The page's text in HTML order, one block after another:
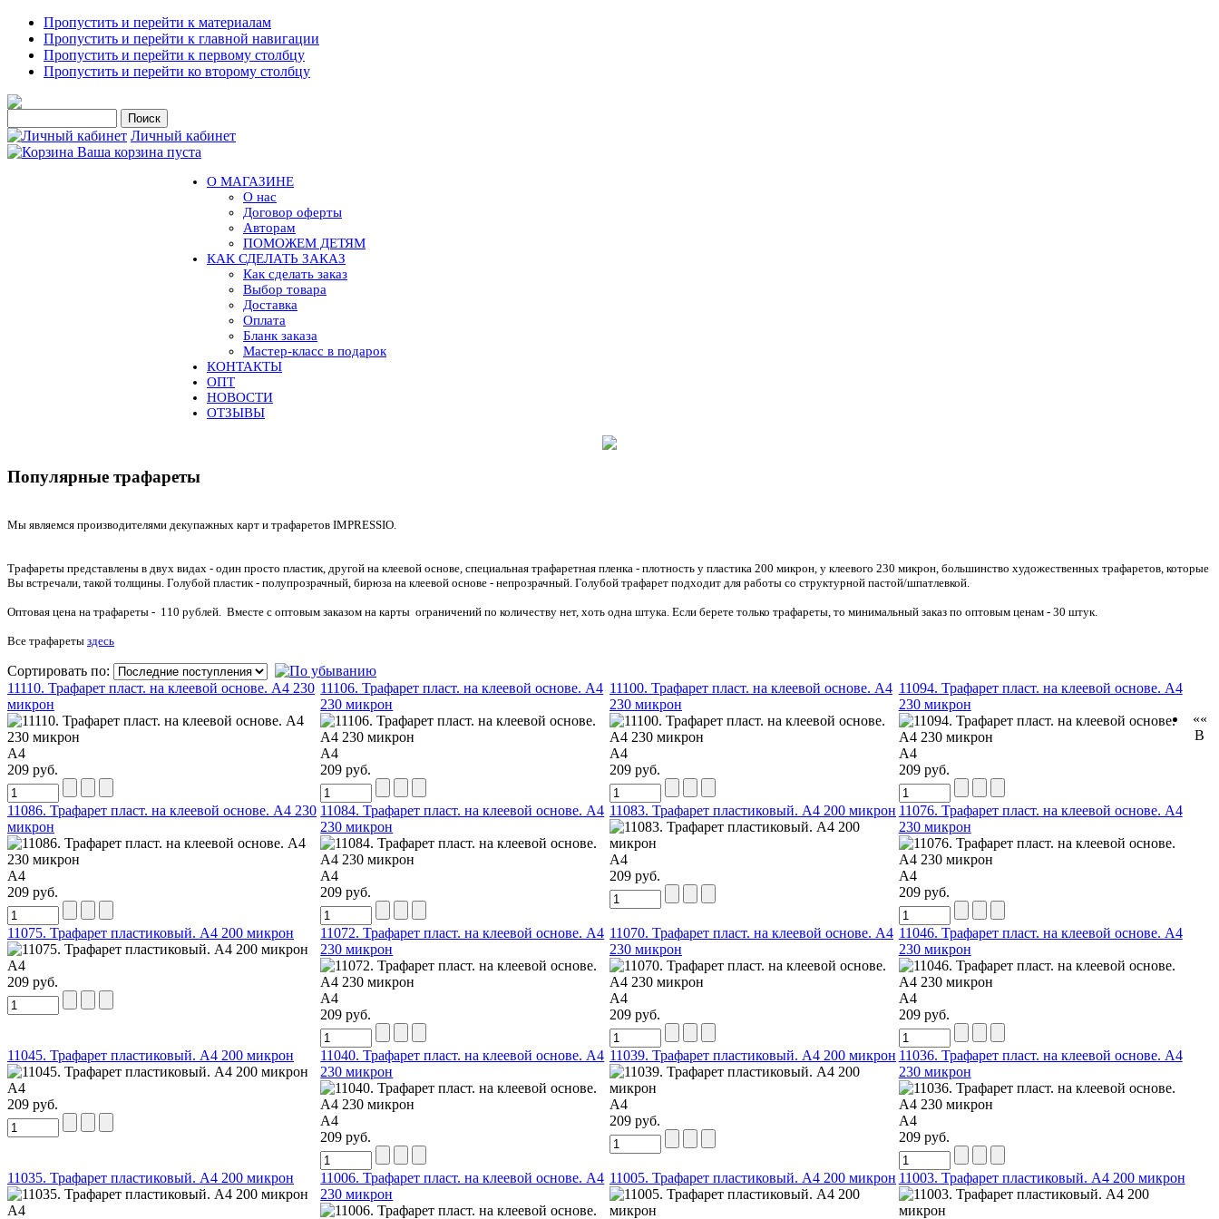
Пропустить и перейти к материалам
Пропустить и перейти к главной навигации
Пропустить и перейти к первому столбцу
Пропустить и перейти ко второму столбцу
Личный кабинет
Ваша корзина пуста
О МАГАЗИНЕ
О нас
Договор оферты
Авторам
ПОМОЖЕМ ДЕТЯМ
КАК СДЕЛАТЬ ЗАКАЗ
Как сделать заказ
Выбор товара
Доставка
Оплата
Бланк заказа
Мастер-класс в подарок
КОНТАКТЫ
ОПТ
НОВОСТИ
ОТЗЫВЫ
Популярные трафареты
Мы являемся производителями декупажных карт и трафаретов IMPRESSIO.
Трафареты представлены в двух видах - один просто пластик, другой на клеевой основе, специальная трафаретная пленка - плотность у пластика 200 микрон, у клеевого 230 микрон, большинство художественных трафаретов, которые
Вы встречали, такой толщины. Голубой пластик - полупрозрачный, бирюза на клеевой основе - непрозрачный. Голубой трафарет подходит для работы со структурной пастой/шпатлевкой.
Оптовая цена на трафареты - 110 рублей. Вместе с оптовым заказом на карты ограничений по количеству нет, хоть одна штука. Если берете только трафареты, то минимальный заказ по оптовым ценам - 30 штук.
Все трафареты здесь
Сортировать по:
11110. Трафарет пласт. на клеевой основе. А4 230
микрон
А4
209 руб.
11106. Трафарет пласт. на клеевой основе. А4
230 микрон
А4
209 руб.
11100. Трафарет пласт. на клеевой основе. А4
230 микрон
А4
209 руб.
11094. Трафарет пласт. на клеевой основе. А4
230 микрон
А4
209 руб.
11086. Трафарет пласт. на клеевой основе. А4 230
микрон
А4
209 руб.
11084. Трафарет пласт. на клеевой основе. А4
230 микрон
А4
209 руб.
11083. Трафарет пластиковый. А4 200 микрон
А4
209 руб.
11076. Трафарет пласт. на клеевой основе. А4
230 микрон
А4
209 руб.
11075. Трафарет пластиковый. А4 200 микрон
А4
209 руб.
11072. Трафарет пласт. на клеевой основе. А4
230 микрон
А4
209 руб.
11070. Трафарет пласт. на клеевой основе. А4
230 микрон
А4
209 руб.
11046. Трафарет пласт. на клеевой основе. А4
230 микрон
А4
209 руб.
11045. Трафарет пластиковый. А4 200 микрон
А4
209 руб.
11040. Трафарет пласт. на клеевой основе. А4
230 микрон
А4
209 руб.
11039. Трафарет пластиковый. А4 200 микрон
А4
209 руб.
11036. Трафарет пласт. на клеевой основе. А4
230 микрон
А4
209 руб.
11035. Трафарет пластиковый. А4 200 микрон
А4
11006. Трафарет пласт. на клеевой основе. А4
230 микрон
11005. Трафарет пластиковый. А4 200 микрон 11003. Трафарет пластиковый. А4 200 микрон
««
В